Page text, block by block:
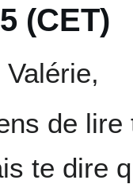
(CET)
de lire
te dire